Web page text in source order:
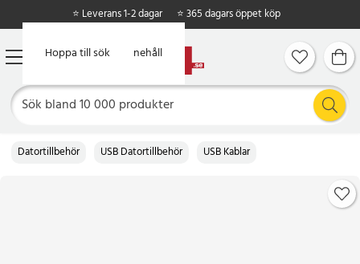
Hoppa till huvudinnehåll
Hoppa till sök
⭐ Leverans 1-2 dagar ⭐ 365 dagars öppet köp
Datortillbehör USB Datortillbehör USB Kablar